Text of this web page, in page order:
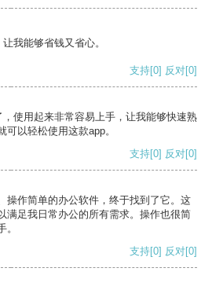
我能够省钱又省心。
支持[0] 反对[0]
使用起来非常容易上手，让我能够快速熟
以轻松使用这款app。
支持[0] 反对[0]
操作简单的办公软件，终于找到了它。这
满足我日常办公的所有需求。操作也很简
支持[0] 反对[0]